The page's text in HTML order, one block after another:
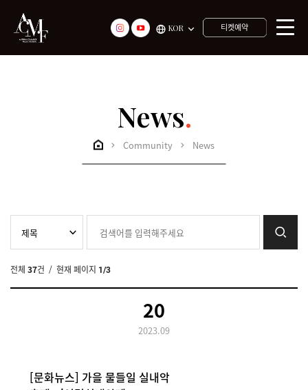
KOR 티켓예약
News.
Community News
전체 37건 / 현재 페이지 1/3
20
2023.09
[문화뉴스] 가을 물들일 실내악